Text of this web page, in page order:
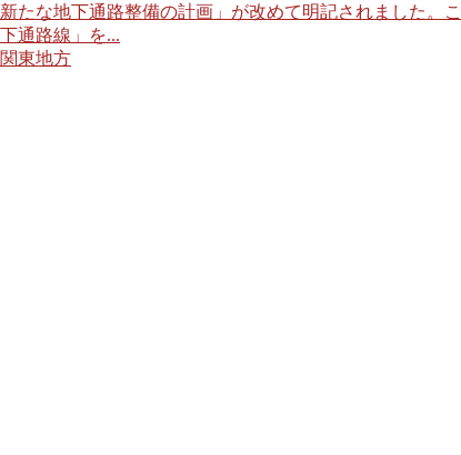
新たな地下通路整備の計画」が改めて明記されました。
下通路線」を...
関東地方